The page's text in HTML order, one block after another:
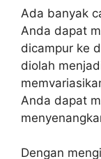
Ada banyak
Anda dapat
dicampur ke
diolah
Anda dapat
Dengan